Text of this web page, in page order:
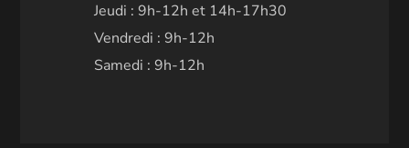
Jeudi : 9h-12h et 14h-17h30
Vendredi : 9h-12h
Samedi : 9h-12h